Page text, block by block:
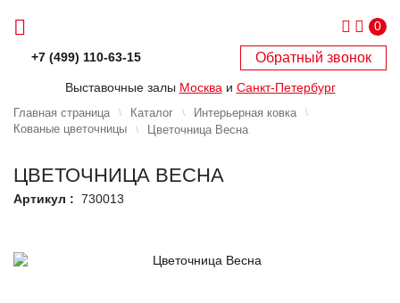
0
+7 (499) 110-63-15 Обратный звонок
Выставочные залы Москва и Санкт-Петербург
Главная страница Каталог
Интерьерная ковка
Кованые цветочницы
Цветочница Весна
ЦВЕТОЧНИЦА ВЕСНА
Артикул : 730013